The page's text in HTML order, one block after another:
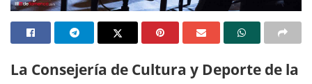
La Consejería de Cultura y Deporte de la